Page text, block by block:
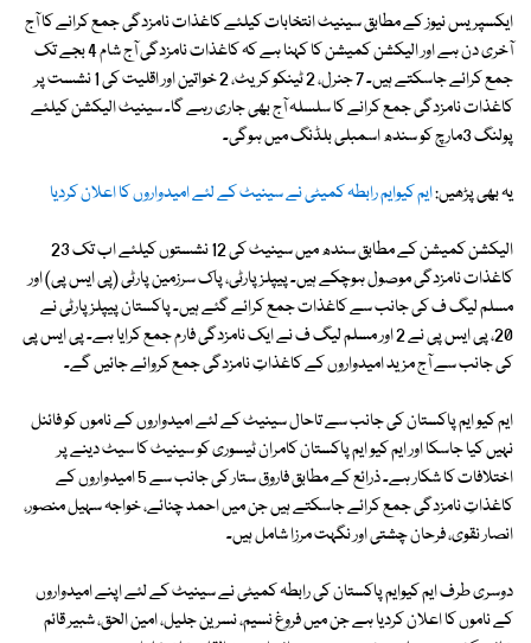
ایکسپریس نیوز کے مطابق سینیٹ انتخابات کیلئے کاغذات نامزدگی جمع کرانے کا آج
آخری دن ہے اور الیکشن کمیشن کا کہنا ہے کہ کاغذات نامزدگی آج شام 4 بجے تک
جمع کرائے جاسکتے ہیں۔ 7 جنرل، 2 ٹینکو کریٹ، 2 خواتین اور اقلیت کی 1 نشست پر
کاغذات نامزدگی جمع کرانے کا سلسلہ آج بھی جاری رہے گا۔ سینیٹ الیکشن کیلئے
پولنگ 3مارچ کو سندھ اسمبلی بلڈنگ میں ہوگی۔
یہ بھی پڑھیں:ایم کیوایم رابطہ کمیٹی نے سینیٹ کے لئے امیدواروں کا اعلان کردیا
الیکشن کمیشن کے مطابق سندھ میں سینیٹ کی 12 نشستوں کیلئے اب تک 23
کاغذات نامزدگی موصول ہوچکے ہیں۔ پیپلزپارٹی، پاک سرزمین پارٹی (پی ایس پی) اور
مسلم لیگ ف کی جانب سے کاغذات جمع کرائے گئے ہیں۔ پاکستان پیپلزپارٹی نے
20، پی ایس پی نے 2 اور مسلم لیگ ف نے ایک نامزدگی فارم جمع کرایا ہے۔ پی ایس پی
کی جانب سے آج مزید امیدواروں کے کاغذاتِ نامزدگی جمع کروائے جائیں گے۔
ایم کیو ایم پاکستان کی جانب سے تاحال سینیٹ کے لئے امیدواروں کے ناموں کو فائنل
نہیں کیا جاسکا اور ایم کیو ایم پاکستان کامران ٹیسوری کو سینیٹ کا سیٹ دینے پر
اختلافات کا شکار ہے۔ ذرائع کے مطابق فاروق ستار کی جانب سے 5 امیدواروں کے
کاغذاتِ نامزدگی جمع کرائے جاسکتے ہیں جن میں احمد چنائے، خواجہ سہیل منصور،
انصار نقوی، فرحان چشتی اور نگہت مرزا شامل ہیں۔
دوسری طرف ایم کیوایم پاکستان کی رابطہ کمیٹی نے سینیٹ کے لئے اپنے امیدواروں
کے ناموں کا اعلان کردیا ہے جن میں فروغ نسیم، نسرین جلیل، امین الحق، شبیر قائم